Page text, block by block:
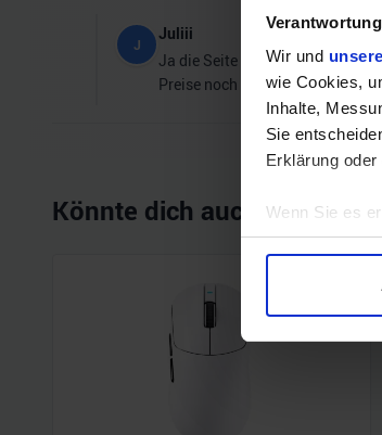
Wir und
wie Cookies,
Inhalte,
Sie
Erklärung
Wenn Sie es
Erfahren Sie
Wir
und die
Website an
J
Juliii
Ja die Seite ist sicher, würde
Preise noch weiter runter
Könnte dich auch